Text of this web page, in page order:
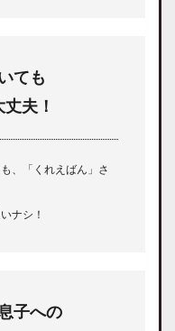
ても
夫！
、「くれえばん」さ
ナシ！
子への